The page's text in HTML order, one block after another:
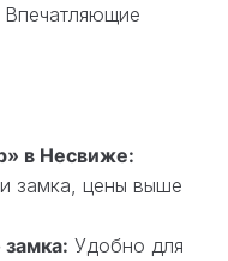
Впечатляющие
в Несвиже:
замка, цены выше
Удобно для